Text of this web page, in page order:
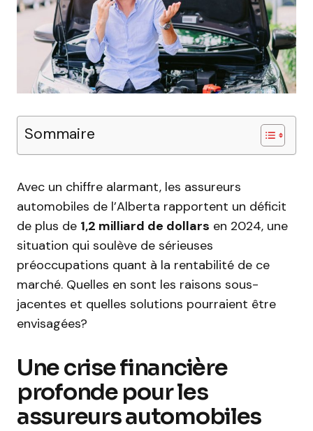
Sommaire
Avec un chiffre alarmant, les assureurs
automobiles de l’Alberta rapportent un déficit
de plus de 1,2 milliard de dollars en 2024, une
situation qui soulève de sérieuses
préoccupations quant à la rentabilité de ce
marché. Quelles en sont les raisons sous-
jacentes et quelles solutions pourraient être
envisagées?
Une crise financière
profonde pour les
assureurs automobiles